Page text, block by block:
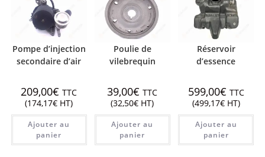
Pompe d’injection
secondaire d’air
209,00€ TTC
(174,17€ HT)
Ajouter au
panier
Poulie de
vilebrequin
39,00€ TTC
(32,50€ HT)
Ajouter au
panier
Réservoir
d’essence
599,00€ TTC
(499,17€HT)
Ajouter au
panier